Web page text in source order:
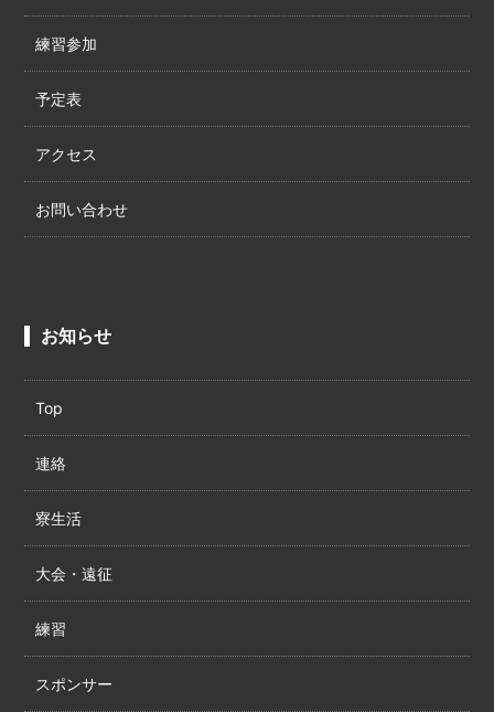
練習参加
予定表
アクセス
お問い合わせ
お知らせ
Top
連絡
寮生活
大会・遠征
練習
スポンサー